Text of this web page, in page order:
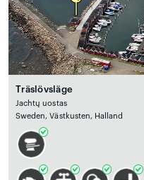
Träslövsläge
Jachtų uostas
Sweden, Västkusten, Halland